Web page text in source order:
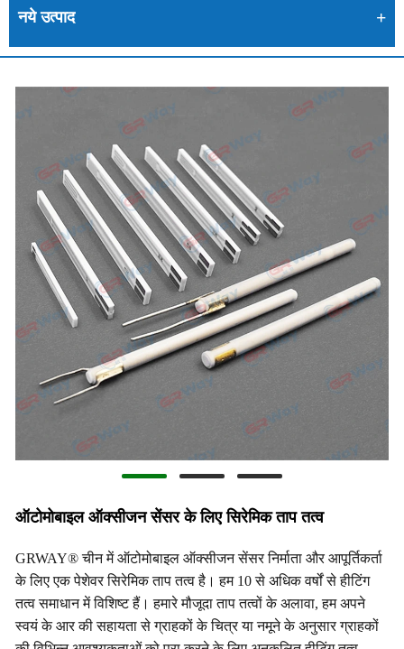
नये उत्पाद
ऑटोमोबाइल ऑक्सीजन सेंसर के लिए सिरेमिक ताप तत्व
GRWAY® चीन में ऑटोमोबाइल ऑक्सीजन सेंसर निर्माता और आपूर्तिकर्ता
के लिए एक पेशेवर सिरेमिक ताप तत्व है। हम 10 से अधिक वर्षों से हीटिंग
तत्व समाधान में विशिष्ट हैं। हमारे मौजूदा ताप तत्वों के अलावा, हम अपने
स्वयं के आर की सहायता से ग्राहकों के चित्र या नमूने के अनुसार ग्राहकों